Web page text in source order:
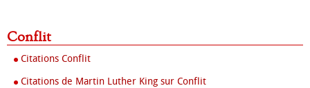
Conflit
Citations Conflit
Citations de Martin Luther King sur Conflit